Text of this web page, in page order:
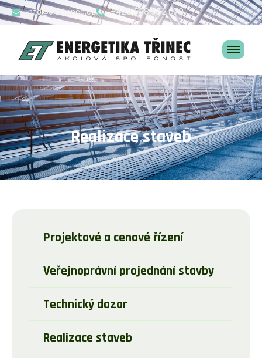
info@ekotrinec.cz +420 558 532 078
Realizacestaveb
Projektové a cenové řízení
Veřejnoprávní projednání stavby
Technický dozor
Realizace staveb